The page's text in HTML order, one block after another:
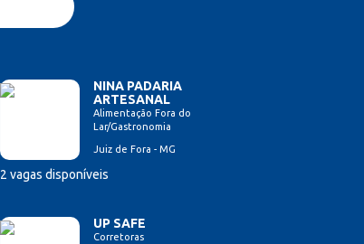
NINA PADARIA
ARTESANAL
Alimentação Fora do
Lar/Gastronomia
Juiz de Fora - MG
2 vagas disponíveis
UP SAFE
Corretoras